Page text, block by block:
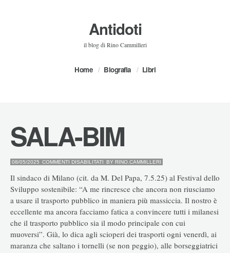
Antidoti
il blog di Rino Cammilleri
Home Biografia Libri
SALA-BIM
08/05/2025 COMMENTI DISABILITATI SU
BY RINO.CAMMILLERI
Il sindaco di Milano (cit. da M. Del Papa, 7.5.25) al Festival dello
Sviluppo sostenibile: “A me rincresce che ancora non riusciamo
a usare il trasporto pubblico in maniera più massiccia. Il nostro è
eccellente ma ancora facciamo fatica a convincere tutti i milanesi
che il trasporto pubblico sia il modo principale con cui
muoversi”. Già, lo dica agli scioperi dei trasporti ogni venerdì, ai
maranza che saltano i tornelli (se non peggio), alle borseggiatrici